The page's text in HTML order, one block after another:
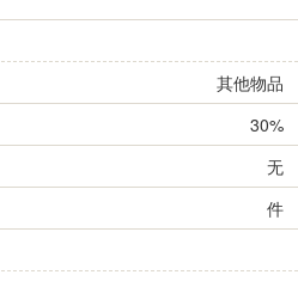
其他物品
30%
无
件